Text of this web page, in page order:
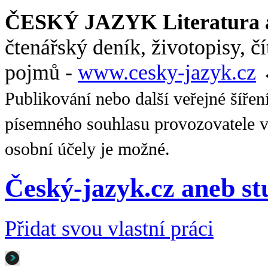
ČESKÝ JAZYK Literatura
čtenářský deník, životopisy,
pojmů - www.cesky-jazyk.cz
Publikování nebo další veřejné
písemného souhlasu
osobní účely je možné.
Český-jazyk.cz aneb
Přidat svou vlastní práci